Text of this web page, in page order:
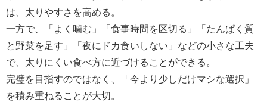
は、太りやすさを高める。
一方で、「よく噛む」「食事時間を区切る」「たんぱく質
と野菜を足す」「夜にドカ食いしない」などの小さな工夫
で、太りにくい食べ方に近づけることができる。
完璧を目指すのではなく、「今より少しだけマシな選択」
を積み重ねることが大切。